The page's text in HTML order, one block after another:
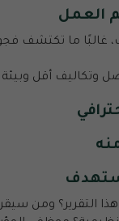
العمل
، غالبًا ما تكتشف
وتكاليف أقل وبيئة
التقرير؟ ومن